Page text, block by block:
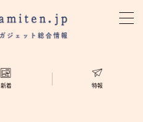
新着 特報